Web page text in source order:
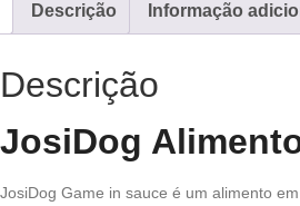
Descrição Informação
Descrição
JosiDog
JosiDog Game in sauce é um alimento